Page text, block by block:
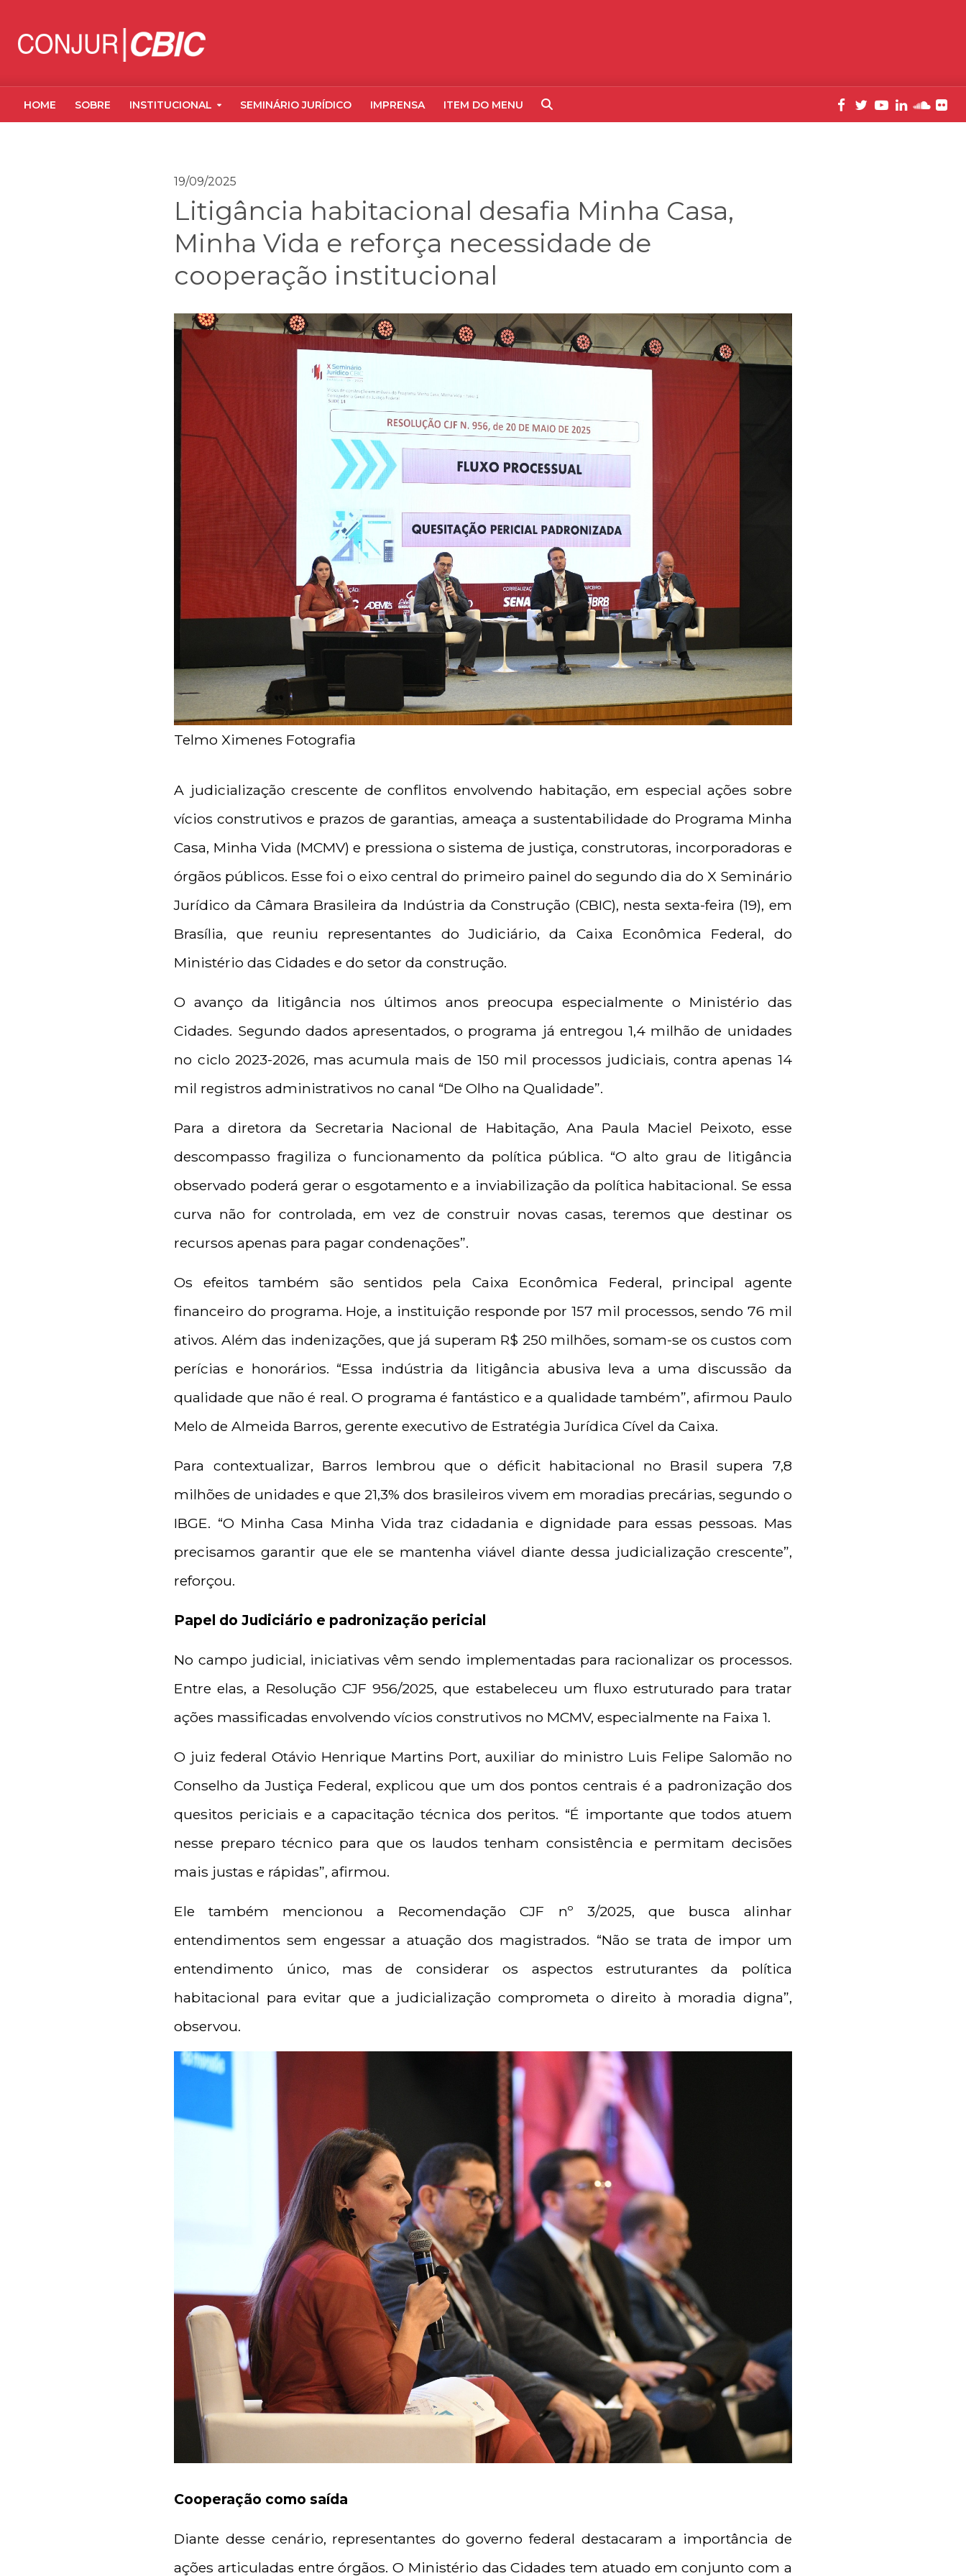
HOME SOBRE INSTITUCIONAL SEMINÁRIO JURÍDICO IMPRENSA ITEM DO MENU
19/09/2025
Litigância habitacional desafia Minha Casa,
Minha Vida e reforça necessidade de
cooperação institucional
Telmo Ximenes Fotografia
A judicialização crescente de conflitos envolvendo habitação, em especial ações sobre
vícios construtivos e prazos de garantias, ameaça a sustentabilidade do Programa Minha
Casa, Minha Vida (MCMV) e pressiona o sistema de justiça, construtoras, incorporadoras e
órgãos públicos. Esse foi o eixo central do primeiro painel do segundo dia do X Seminário
Jurídico da Câmara Brasileira da Indústria da Construção (CBIC), nesta sexta-feira (19), em
Brasília, que reuniu representantes do Judiciário, da Caixa Econômica Federal, do
Ministério das Cidades e do setor da construção.
O avanço da litigância nos últimos anos preocupa especialmente o Ministério das
Cidades. Segundo dados apresentados, o programa já entregou 1,4 milhão de unidades
no ciclo 2023-2026, mas acumula mais de 150 mil processos judiciais, contra apenas 14
mil registros administrativos no canal “De Olho na Qualidade”.
Para a diretora da Secretaria Nacional de Habitação, Ana Paula Maciel Peixoto, esse
descompasso fragiliza o funcionamento da política pública. “O alto grau de litigância
observado poderá gerar o esgotamento e a inviabilização da política habitacional. Se essa
curva não for controlada, em vez de construir novas casas, teremos que destinar os
recursos apenas para pagar condenações”.
Os efeitos também são sentidos pela Caixa Econômica Federal, principal agente
financeiro do programa. Hoje, a instituição responde por 157 mil processos, sendo 76 mil
ativos. Além das indenizações, que já superam R$ 250 milhões, somam-se os custos com
perícias e honorários. “Essa indústria da litigância abusiva leva a uma discussão da
qualidade que não é real. O programa é fantástico e a qualidade também”, afirmou Paulo
Melo de Almeida Barros, gerente executivo de Estratégia Jurídica Cível da Caixa.
Para contextualizar, Barros lembrou que o déficit habitacional no Brasil supera 7,8
milhões de unidades e que 21,3% dos brasileiros vivem em moradias precárias, segundo o
IBGE. “O Minha Casa Minha Vida traz cidadania e dignidade para essas pessoas. Mas
precisamos garantir que ele se mantenha viável diante dessa judicialização crescente”,
reforçou.
Papel do Judiciário e padronização pericial
No campo judicial, iniciativas vêm sendo implementadas para racionalizar os processos.
Entre elas, a Resolução CJF 956/2025, que estabeleceu um fluxo estruturado para tratar
ações massificadas envolvendo vícios construtivos no MCMV, especialmente na Faixa 1.
O juiz federal Otávio Henrique Martins Port, auxiliar do ministro Luis Felipe Salomão no
Conselho da Justiça Federal, explicou que um dos pontos centrais é a padronização dos
quesitos periciais e a capacitação técnica dos peritos. “É importante que todos atuem
nesse preparo técnico para que os laudos tenham consistência e permitam decisões
mais justas e rápidas”, afirmou.
Ele também mencionou a Recomendação CJF nº 3/2025, que busca alinhar
entendimentos sem engessar a atuação dos magistrados. “Não se trata de impor um
entendimento único, mas de considerar os aspectos estruturantes da política
habitacional para evitar que a judicialização comprometa o direito à moradia digna”,
observou.
Cooperação como saída
Diante desse cenário, representantes do governo federal destacaram a importância de
ações articuladas entre órgãos. O Ministério das Cidades tem atuado em conjunto com a